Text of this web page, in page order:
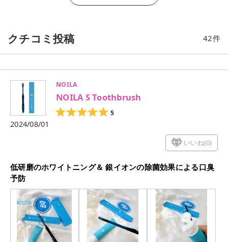
クチコミ投稿 42件
NOILA
NOILA S Toothbrush
5
2024/08/01
いいね(0)
低研磨のホワイトニング＆ 銀イオンの除菌効果による口臭
予防